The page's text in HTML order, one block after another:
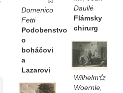
Domenico
Fetti
Podobenstvo
o
boháčovi
a
Lazarovi
Daullé
Flámsky
chirurg
Wilhelm
Woernle,